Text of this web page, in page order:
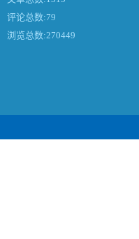
评论总数:79
浏览总数:270449